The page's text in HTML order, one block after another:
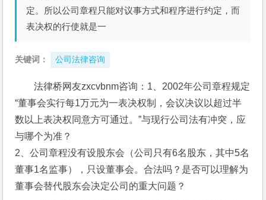
定。所以公司章程只能对议事方式和程序进行约定，而
表决权的行使就是一
关键词： 公司法律咨询
法律桥网友zxcvbnm咨询：1、2002年公司章程规定
“董事会实行每1万元为一表决权制，会议决议以超过半
数以上表决权同意方可通过。”与现行公司法有冲突，应
与哪个为准？
2、公司章程没有设股东会（公司只有6名股东，其中5名
董事1名监事），只设董事会。合法吗？是否可以理解为
董事会替代股东会决定公司的重大问题？